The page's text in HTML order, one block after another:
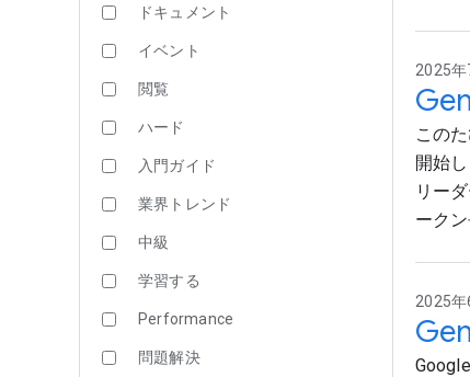
ドキュメント
イベント
閲覧
ハード
入門ガイド
業界トレンド
中級
学習する
Performance
問題解決
2025
この
開始
リー
ーク
2025